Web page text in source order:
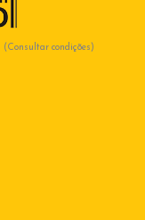
(Consultar condições)